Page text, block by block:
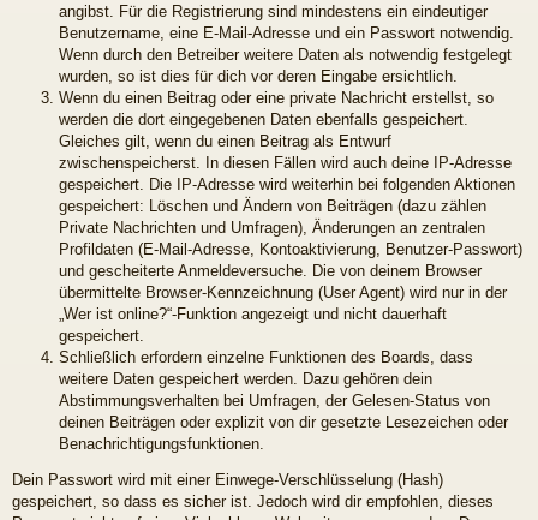
angibst. Für die Registrierung sind mindestens ein eindeutiger
Benutzername, eine E-Mail-Adresse und ein Passwort notwendig.
Wenn durch den Betreiber weitere Daten als notwendig festgelegt
wurden, so ist dies für dich vor deren Eingabe ersichtlich.
Wenn du einen Beitrag oder eine private Nachricht erstellst, so
werden die dort eingegebenen Daten ebenfalls gespeichert.
Gleiches gilt, wenn du einen Beitrag als Entwurf
zwischenspeicherst. In diesen Fällen wird auch deine IP-Adresse
gespeichert. Die IP-Adresse wird weiterhin bei folgenden Aktionen
gespeichert: Löschen und Ändern von Beiträgen (dazu zählen
Private Nachrichten und Umfragen), Änderungen an zentralen
Profildaten (E-Mail-Adresse, Kontoaktivierung, Benutzer-Passwort)
und gescheiterte Anmeldeversuche. Die von deinem Browser
übermittelte Browser-Kennzeichnung (User Agent) wird nur in der
„Wer ist online?“-Funktion angezeigt und nicht dauerhaft
gespeichert.
Schließlich erfordern einzelne Funktionen des Boards, dass
weitere Daten gespeichert werden. Dazu gehören dein
Abstimmungsverhalten bei Umfragen, der Gelesen-Status von
deinen Beiträgen oder explizit von dir gesetzte Lesezeichen oder
Benachrichtigungsfunktionen.
Dein Passwort wird mit einer Einwege-Verschlüsselung (Hash)
gespeichert, so dass es sicher ist. Jedoch wird dir empfohlen, dieses